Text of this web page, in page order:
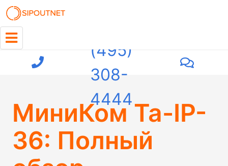
(495)
308-
4444
МиниКом Та-IP-
36: Полный